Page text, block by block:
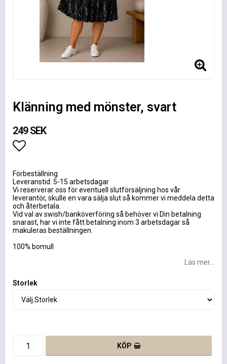
Klänning med mönster, svart
249 SEK
Förbeställning
Leveranstid: 5-15 arbetsdagar
Vi reserverar oss för eventuell slutförsäljning hos vår
leverantör, skulle en vara sälja slut så kommer vi meddela detta
och återbetala.
Vid val av swish/banköverföring så behöver vi Din betalning
snarast, har vi inte fått betalning inom 3 arbetsdagar så
makuleras beställningen.
100% bomull
Läs mer...
Storlek
KÖP